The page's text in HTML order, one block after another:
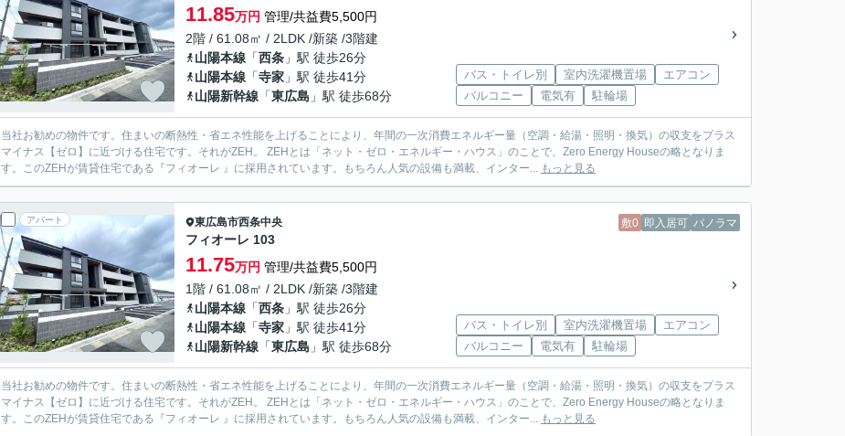
11.85万円 管理/共益費5,500円
2階 / 61.08㎡ / 2LDK /新築 /3階建
山陽本線 「西条 」駅 徒歩26分
山陽本線 「寺家 」駅 徒歩41分
山陽新幹線 「東広島 」駅 徒歩68分
バス・トイレ別 室内洗濯機置場
エアコン
バルコニー
電気有 駐輪場
当社お勧めの物件です。住まいの断熱性・省エネ性能を上げることにより、年間の一次消費エネルギー量（空調・給湯・照明・換気）の収支をプラス
マイナス【ゼロ】に近づける住宅です。それがZEH。 ZEHとは「ネット・ゼロ・エネルギー・ハウス」のことで、Zero Energy Houseの略となりま
す。このZEHが賃貸住宅である『フィオーレ 』に採用されています。もちろん人気の設備も満載、インター... もっと見る
アパート 敷0 即入居可 パノラマ
東広島市西条中央
フィオーレ 103
11.75万円 管理/共益費5,500円
1階 / 61.08㎡ / 2LDK /新築 /3階建
山陽本線 「西条 」駅 徒歩26分
山陽本線 「寺家 」駅 徒歩41分
山陽新幹線 「東広島 」駅 徒歩68分
バス・トイレ別 室内洗濯機置場
エアコン
バルコニー
電気有 駐輪場
当社お勧めの物件です。住まいの断熱性・省エネ性能を上げることにより、年間の一次消費エネルギー量（空調・給湯・照明・換気）の収支をプラス
マイナス【ゼロ】に近づける住宅です。それがZEH。 ZEHとは「ネット・ゼロ・エネルギー・ハウス」のことで、Zero Energy Houseの略となりま
す。このZEHが賃貸住宅である『フィオーレ 』に採用されています。もちろん人気の設備も満載、インター... もっと見る